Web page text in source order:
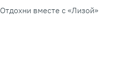
Отдохни вместе с «Лизой»